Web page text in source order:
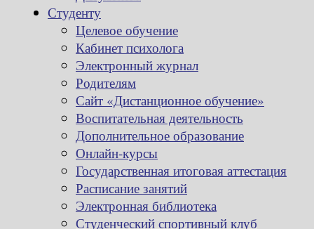
Студенту
Целевое обучение
Кабинет психолога
Электронный журнал
Родителям
Сайт «Дистанционное обучение»
Воспитательная деятельность
Дополнительное образование
Онлайн-курсы
Государственная итоговая аттестация
Расписание занятий
Электронная библиотека
Студенческий спортивный клуб